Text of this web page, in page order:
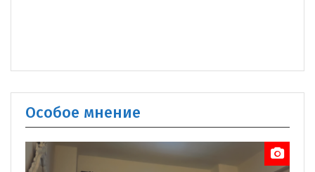
Особое мнение